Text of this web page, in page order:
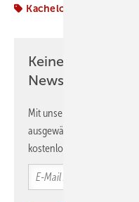
Kachelofen und Kamine
Keine Zeit? Kein
Newsletter!
Mit unserem Newsletter
ausgewählte
kostenlos direkt ins